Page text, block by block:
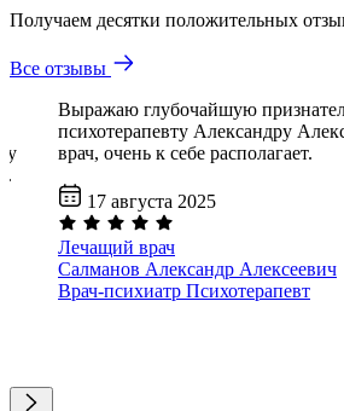
Получаем десятки положительных
Все отзывы
Выражаю глубочайшую
психотерапевту Александру
врач, очень к себе располагает.
17 августа 2025
Лечащий врач
Салманов Александр Алексеевич
Врач-психиатр Психотерапевт